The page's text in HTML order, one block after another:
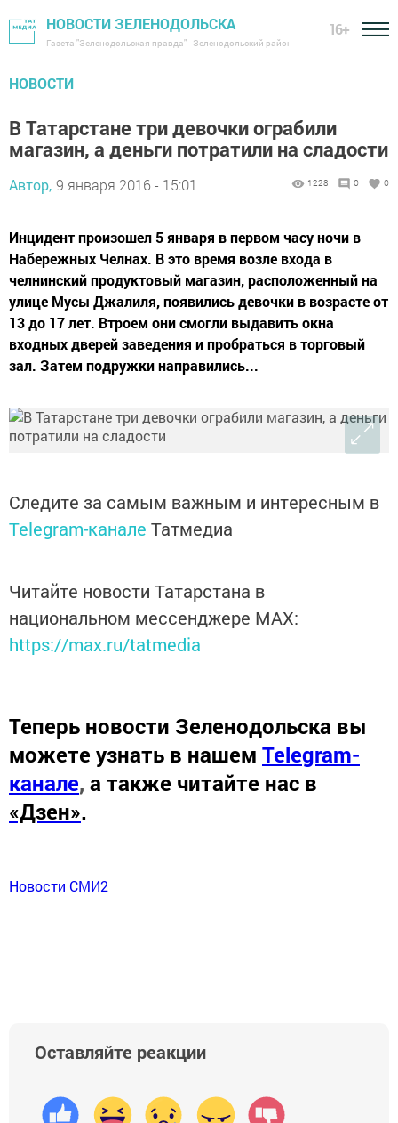
НОВОСТИ ЗЕЛЕНОДОЛЬСКА
Газета "Зеленодольская правда" - Зеленодольский район
16+
НОВОСТИ
В Татарстане три девочки ограбили
магазин, а деньги потратили на сладости
Автор, 9 января 2016 - 15:01 1228 0 0
Инцидент произошел 5 января в первом часу ночи в
Набережных Челнах. В это время возле входа в
челнинский продуктовый магазин, расположенный на
улице Мусы Джалиля, появились девочки в возрасте от
13 до 17 лет. Втроем они смогли выдавить окна
входных дверей заведения и пробраться в торговый
зал. Затем подружки направились...
Следите за самым важным и интересным в
Telegram-канале Татмедиа
Читайте новости Татарстана в
национальном мессенджере MАХ:
https://max.ru/tatmedia
Теперь новости Зеленодольска вы
можете узнать в нашем Telegram-
канале, а также читайте нас в
«Дзен».
Новости СМИ2
Оставляйте реакции